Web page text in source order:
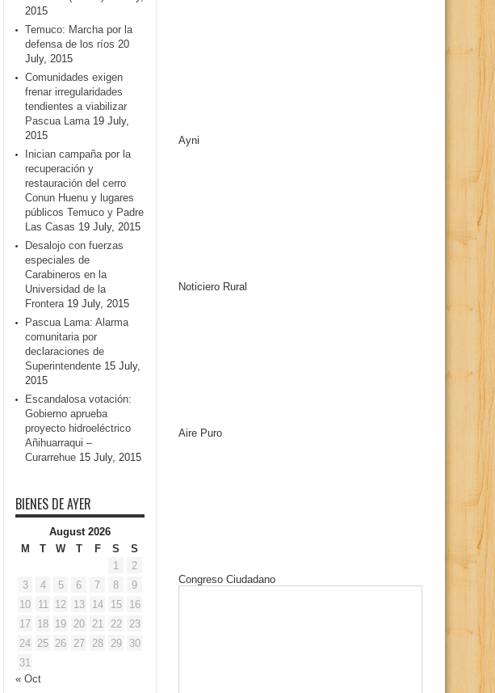
2015
Temuco: Marcha por la
defensa de los ríos 20
July, 2015
Comunidades exigen
frenar irregularidades
tendientes a viabilizar
Pascua Lama 19 July,
2015
Inician campaña por la
recuperación y
restauración del cerro
Conun Huenu y lugares
públicos Temuco y Padre
Las Casas 19 July, 2015
Desalojo con fuerzas
especiales de
Carabineros en la
Universidad de la
Frontera 19 July, 2015
Pascua Lama: Alarma
comunitaria por
declaraciones de
Superintendente 15 July,
2015
Escandalosa votación:
Gobierno aprueba
proyecto hidroeléctrico
Añihuarraqui –
Curarrehue 15 July, 2015
BIENES DE AYER
August 2026
M
T W T F S
S
1
2
3
4 5 6 7 8
9
10
11 12 13 14 15
16
17 18 19 20 21 22
23
24 25 26 27 28 29
30
31
« Oct
Ayni
Noticiero Rural
Aire Puro
Congreso Ciudadano